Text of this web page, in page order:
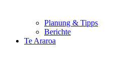
Planung & Tipps
Berichte
Te Araroa